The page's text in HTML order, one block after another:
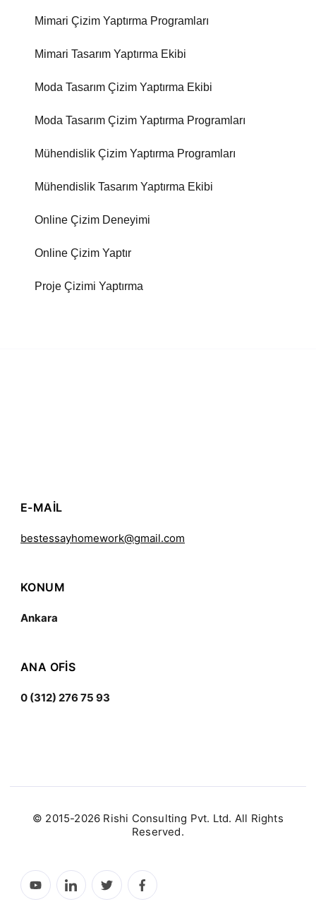
Mimari Çizim Yaptırma Programları
Mimari Tasarım Yaptırma Ekibi
Moda Tasarım Çizim Yaptırma Ekibi
Moda Tasarım Çizim Yaptırma Programları
Mühendislik Çizim Yaptırma Programları
Mühendislik Tasarım Yaptırma Ekibi
Online Çizim Deneyimi
Online Çizim Yaptır
Proje Çizimi Yaptırma
E-MAIL
bestessayhomework@gmail.com
KONUM
Ankara
ANA OFIS
0 (312) 276 75 93
© 2015-2026 Rishi Consulting Pvt. Ltd. All Rights
Reserved.